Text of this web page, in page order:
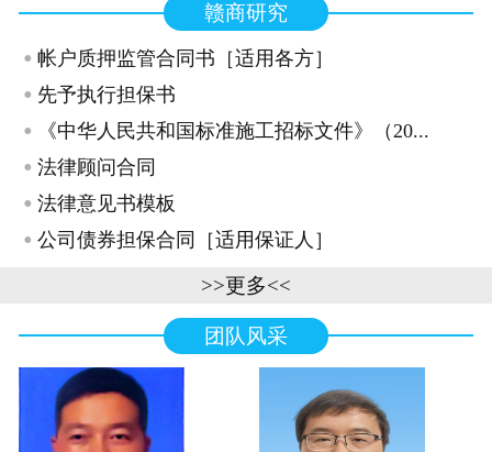
赣商研究
· 帐户质押监管合同书［适用各方］
· 先予执行担保书
· 《中华人民共和国标准施工招标文件》（20...
· 法律顾问合同
· 法律意见书模板
· 公司债券担保合同［适用保证人］
>>更多<<
团队风采